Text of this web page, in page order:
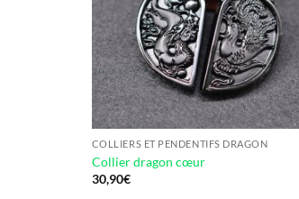
COLLIERS ET PENDENTIFS DRAGON
Collier dragon cœur
30,90€